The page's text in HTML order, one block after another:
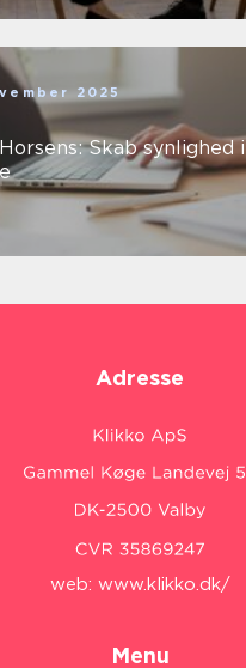
2025
Skab synlighed
Adresse
web: www.klikko.dk/
Menu